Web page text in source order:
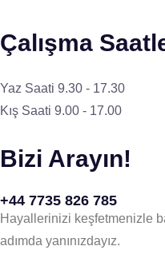
Çalışma
Yaz Saati 9.30 - 17.30
Kış Saati 9.00 - 17.00
Bizi Arayın!
+44 7735 826 785
Hayallerinizi keşfetmenizle
adımda yanınızdayız.